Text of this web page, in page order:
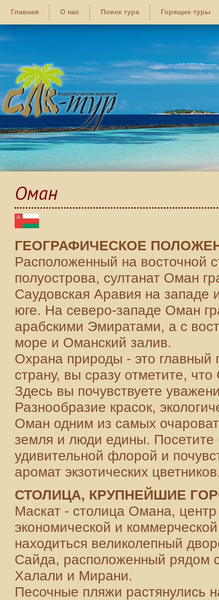
Главная О нас Поиск тура Горящие туры
Оман
ГЕОГРАФИЧЕСКОЕ
Расположенный на восточной
полуострова, султанат Оман
Саудовская Аравия на западе
юге. На северо-западе Оман
арабскими Эмиратами, а с
море и Оманский залив.
Охрана природы - это
страну, вы сразу отметите,
Здесь вы почувствуете
Разнообразие красок,
Оман одним из самых
земля и люди едины. Посетите
удивительной флорой и
аромат экзотических
СТОЛИЦА, КРУПНЕЙШИЕ
Маскат - столица Омана, центр
экономической и
находиться великолепный
Сайда, расположенный рядом
Халали и Мирани.
Песочные пляжи растянулись